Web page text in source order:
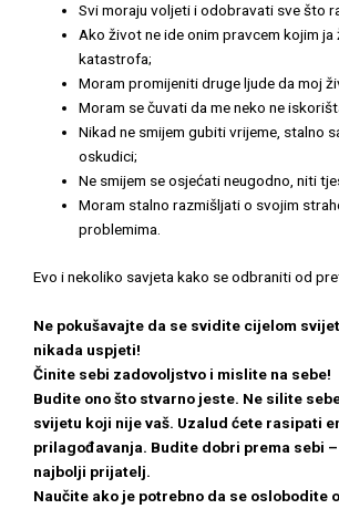
Svi moraju voljeti i odobravati sve što
Ako život ne ide onim pravcem kojim ja
katastrofa;
Moram promijeniti druge ljude da moj
Moram se čuvati da me neko ne
Nikad ne smijem gubiti vrijeme, stalno
oskudici;
Ne smijem se osjećati neugodno, niti
Moram stalno razmišljati o svojim
problemima.
Evo i nekoliko savjeta kako se odbraniti od
Ne pokušavajte da se svidite cijelom
nikada uspjeti!
Činite sebi zadovoljstvo i mislite na sebe!
Budite ono što stvarno jeste. Ne silite
svijetu koji nije vaš. Uzalud ćete rasipati
prilagođavanja. Budite dobri prema sebi
najbolji prijatelj.
Naučite ako je potrebno da se oslobodite